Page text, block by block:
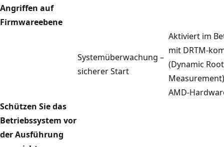
Angriffen auf
Firmwareebene
Systemüberwachung –
sicherer Start
Aktiviert im
mit DRTM-
(Dynamic
AMD-
Schützen Sie das
Betriebssystem vor
der Ausführung